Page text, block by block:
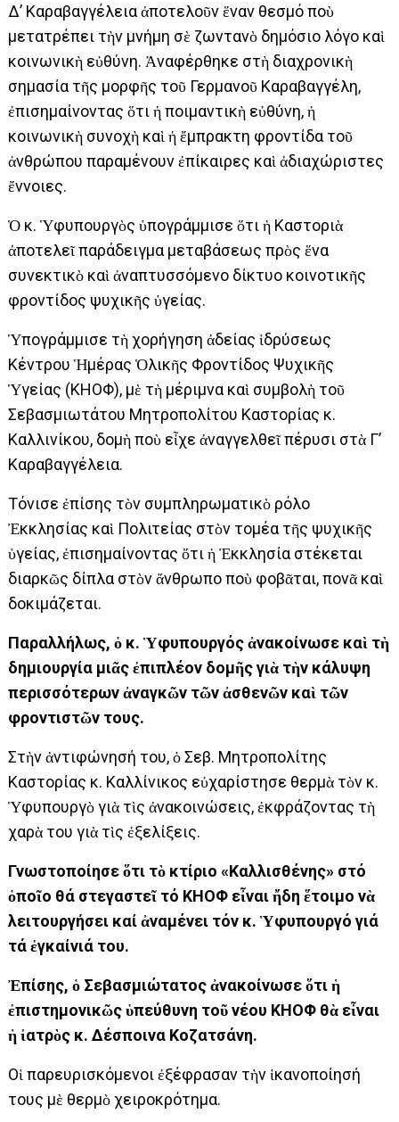
Δ’ Καραβαγγέλεια ἀποτελοῦν ἕναν θεσμό ποὺ
μετατρέπει τὴν μνήμη σὲ ζωντανὸ δημόσιο λόγο καὶ
κοινωνικὴ εὐθύνη. Ἀναφέρθηκε στὴ διαχρονικὴ
σημασία τῆς μορφῆς τοῦ Γερμανοῦ Καραβαγγέλη,
ἐπισημαίνοντας ὅτι ἡ ποιμαντικὴ εὐθύνη, ἡ
κοινωνικὴ συνοχὴ καὶ ἡ ἔμπρακτη φροντίδα τοῦ
ἀνθρώπου παραμένουν ἐπίκαιρες καὶ ἀδιαχώριστες
ἔννοιες.
Ὁ κ. Ὑφυπουργὸς ὑπογράμμισε ὅτι ἡ Καστοριὰ
ἀποτελεῖ παράδειγμα μεταβάσεως πρὸς ἕνα
συνεκτικὸ καὶ ἀναπτυσσόμενο δίκτυο κοινοτικῆς
φροντίδος ψυχικῆς ὑγείας.
Ὑπογράμμισε τὴ χορήγηση ἀδείας ἱδρύσεως
Κέντρου Ἡμέρας Ὁλικῆς Φροντίδος Ψυχικῆς
Ὑγείας (ΚΗΟΦ), μὲ τὴ μέριμνα καὶ συμβολὴ τοῦ
Σεβασμιωτάτου Μητροπολίτου Καστορίας κ.
Καλλινίκου, δομὴ ποὺ εἶχε ἀναγγελθεῖ πέρυσι στὰ Γ’
Καραβαγγέλεια.
Τόνισε ἐπίσης τὸν συμπληρωματικὸ ρόλο
Ἐκκλησίας καὶ Πολιτείας στὸν τομέα τῆς ψυχικῆς
ὑγείας, ἐπισημαίνοντας ὅτι ἡ Ἐκκλησία στέκεται
διαρκῶς δίπλα στὸν ἄνθρωπο ποὺ φοβᾶται, πονᾶ καὶ
δοκιμάζεται.
Παραλλήλως, ὁ κ. Ὑφυπουργός ἀνακοίνωσε καὶ τὴ
δημιουργία μιᾶς ἐπιπλέον δομῆς γιὰ τὴν κάλυψη
περισσότερων ἀναγκῶν τῶν ἀσθενῶν καὶ τῶν
φροντιστῶν τους.
Στὴν ἀντιφώνησή του, ὁ Σεβ. Μητροπολίτης
Καστορίας κ. Καλλίνικος εὐχαρίστησε θερμὰ τὸν κ.
Ὑφυπουργὸ γιὰ τὶς ἀνακοινώσεις, ἐκφράζοντας τὴ
χαρὰ του γιὰ τὶς ἐξελίξεις.
Γνωστοποίησε ὅτι τὸ κτίριο «Καλλισθένης» στό
ὁποῖο θά στεγαστεῖ τό ΚΗΟΦ εἶναι ἤδη ἕτοιμο νὰ
λειτουργήσει καί ἀναμένει τόν κ. Ὑφυπουργό γιά
τά ἐγκαίνιά του.
Ἐπίσης, ὁ Σεβασμιώτατος ἀνακοίνωσε ὅτι ἡ
ἐπιστημονικῶς ὑπεύθυνη τοῦ νέου ΚΗΟΦ θὰ εἶναι
ἡ ἰατρὸς κ. Δέσποινα Κοζατσάνη.
Οἱ παρευρισκόμενοι ἐξέφρασαν τὴν ἱκανοποίησή
τους μὲ θερμὸ χειροκρότημα.